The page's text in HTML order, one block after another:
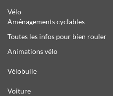
Vélo
Aménagements cyclables
Toutes les infos pour bien rouler
Animations vélo
Vélobulle
Voiture